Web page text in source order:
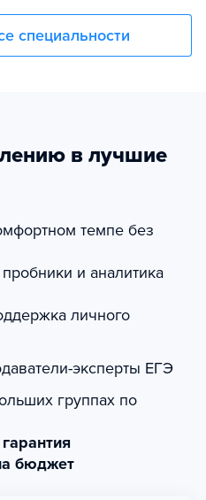
специальности
в лучшие
темпе без
и аналитика
личного
эксперты ЕГЭ
группах по
бюджет